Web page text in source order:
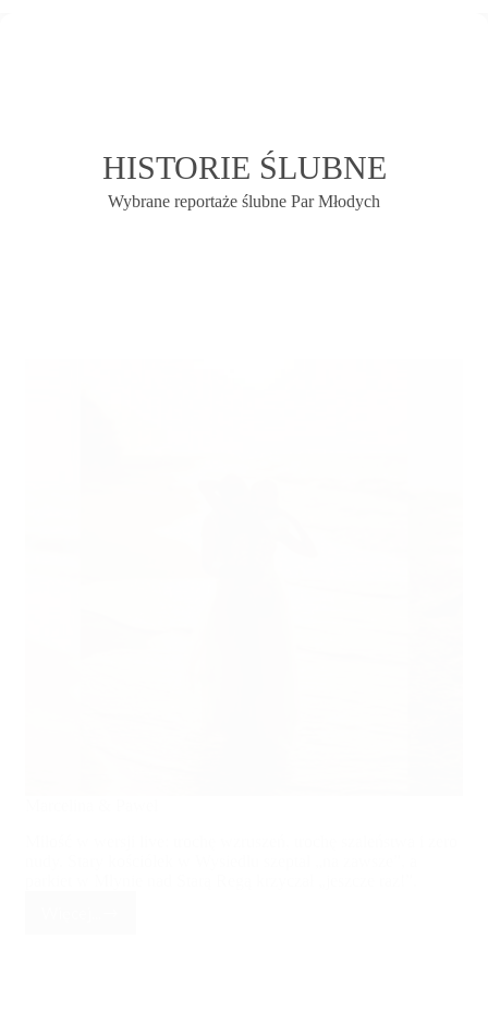
HISTORIE ŚLUBNE
Wybrane reportaże ślubne Par Młodych